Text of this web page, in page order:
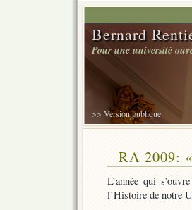
Bernard
Pour une université
>> Version publique
RA 2009:
L’année qui
l’Histoire de notre